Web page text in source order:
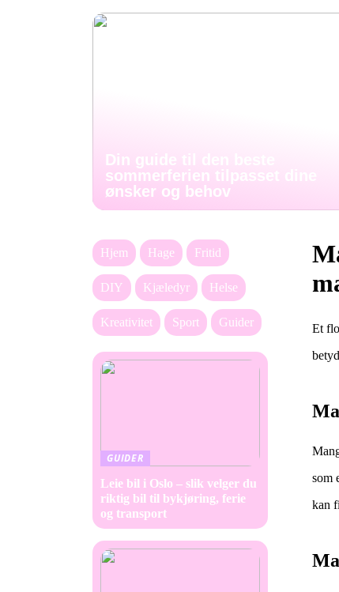
Din guide til den beste
sommerferien tilpasset dine
ønsker og behov
Et
som
kan
Hjem Hage Fritid
DIY Kjæledyr Helse
Kreativitet Sport Guider
GUIDER
Leie bil i Oslo – slik velger du
riktig bil til bykjøring, ferie
og transport